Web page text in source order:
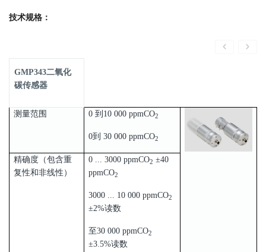
技术规格：
GMP343二氧化
碳传感器
测量范围 0 到10 000 ppmCO2
0到 30 000 ppmCO2
精确度（包含重
复性和非线性）
0 ... 3000 ppmCO2 ±40
ppmCO2
3000 ... 10 000 ppmCO2
±2%读数
至30 000 ppmCO2
±3.5%读数